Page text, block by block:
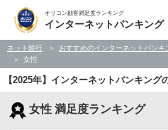
オリコン顧客満足度ランキング
インターネットバンキング
ネット銀行 おすすめのインターネットバンキ
女性
【2025年】インターネットバンキング
女性 満足度ランキング